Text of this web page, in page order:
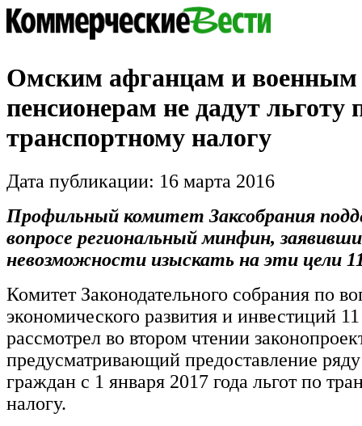
Омским афганцам и военным
пенсионерам не дадут льготу
транспортному налогу
Дата публикации: 16 марта 2016
Профильный комитет Заксобрания
вопросе региональный минфин,
невозможности изыскать на эти цели
Комитет Законодательного собрания по
экономического развития и инвестиций
рассмотрел во втором чтении
предусматривающий предоставление ряду
граждан с 1 января 2017 года льгот по
налогу.